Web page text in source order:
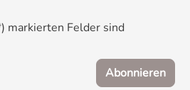
markierten Felder sind
Abonnieren